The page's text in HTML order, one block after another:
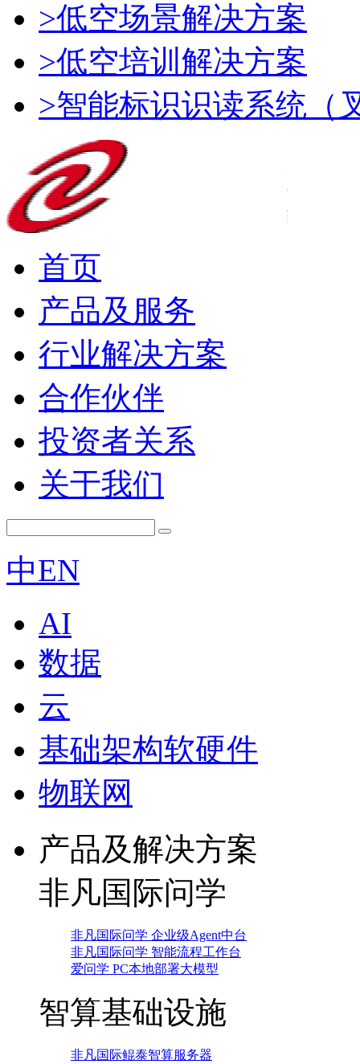
>低空场景解决方案
>低空培训解决方案
>智能标识识读系统（
首页
产品及服务
行业解决方案
合作伙伴
投资者关系
关于我们
中EN
AI
数据
云
基础架构软硬件
物联网
产品及解决方案
非凡国际问学
非凡国际问学 企业级Agent中台
非凡国际问学 智能流程工作台
爱问学 PC本地部署大模型
智算基础设施
非凡国际鲲泰智算服务器